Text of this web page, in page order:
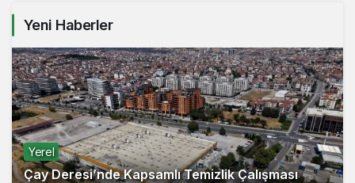
Yeni Haberler
Yerel
Çay Deresi’nde Kapsamlı Temizlik Çalışması